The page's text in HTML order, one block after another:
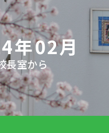
年02月
長室から